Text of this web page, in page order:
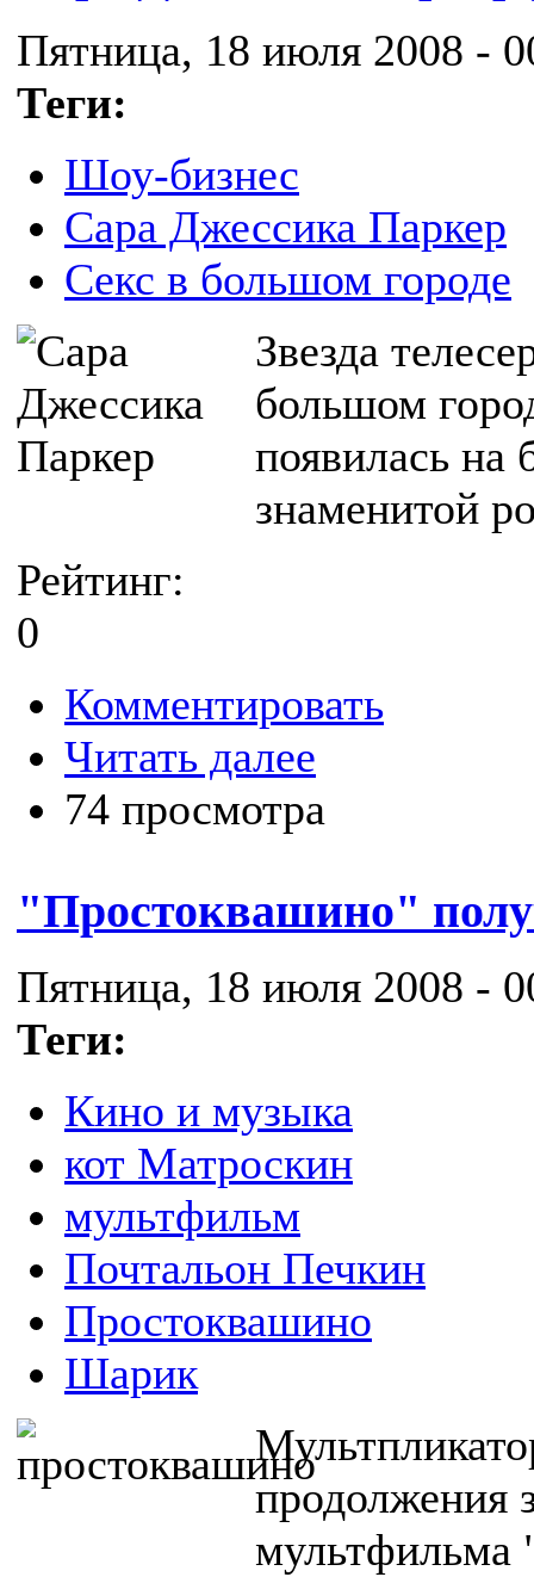
Пятница, 18 июля 2008 -
Теги:
Шоу-бизнес
Сара Джессика Паркер
Секс в большом городе
Звезда
большом
появилась на
знаменитой
Рейтинг:
0
Комментировать
Читать далее
74 просмотра
"Простоквашино"
Пятница, 18 июля 2008 -
Теги:
Кино и музыка
кот Матроскин
мультфильм
Почтальон Печкин
Простоквашино
Шарик
продолжения
мультфильма